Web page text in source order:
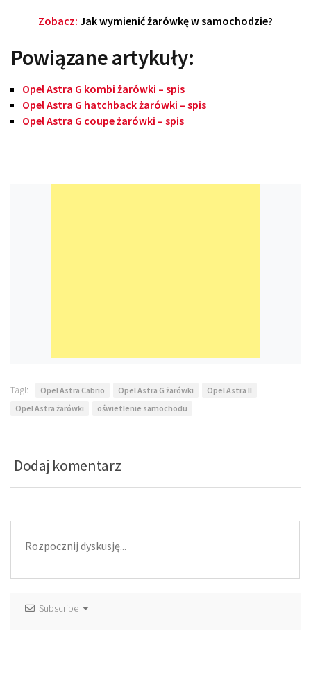
Zobacz: Jak wymienić żarówkę w samochodzie?
Powiązane artykuły:
Opel Astra G kombi żarówki – spis
Opel Astra G hatchback żarówki – spis
Opel Astra G coupe żarówki – spis
Tagi: Opel Astra Cabrio Opel Astra G żarówki
Opel Astra II
Opel Astra żarówki
oświetlenie samochodu
Dodaj komentarz
Subscribe